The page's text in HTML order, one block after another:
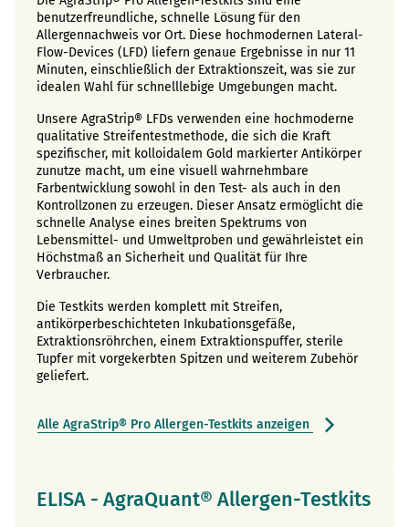
benutzerfreundliche, schnelle Lösung für den
Allergennachweis vor Ort. Diese hochmodernen Lateral-
Flow-Devices (LFD) liefern genaue Ergebnisse in nur 11
Minuten, einschließlich der Extraktionszeit, was sie zur
idealen Wahl für schnelllebige Umgebungen macht.
Unsere AgraStrip® LFDs verwenden eine hochmoderne
qualitative Streifentestmethode, die sich die Kraft
spezifischer, mit kolloidalem Gold markierter Antikörper
zunutze macht, um eine visuell wahrnehmbare
Farbentwicklung sowohl in den Test- als auch in den
Kontrollzonen zu erzeugen. Dieser Ansatz ermöglicht die
schnelle Analyse eines breiten Spektrums von
Lebensmittel- und Umweltproben und gewährleistet ein
Höchstmaß an Sicherheit und Qualität für Ihre
Verbraucher.
Die Testkits werden komplett mit Streifen,
antikörperbeschichteten Inkubationsgefäße,
Extraktionsröhrchen, einem Extraktionspuffer, sterile
Tupfer mit vorgekerbten Spitzen und weiterem Zubehör
geliefert.
Alle AgraStrip® Pro Allergen-Testkits anzeigen
ELISA - AgraQuant® Allergen-Testkits